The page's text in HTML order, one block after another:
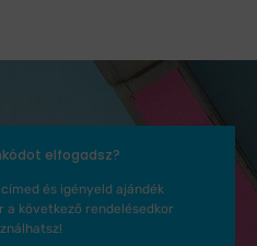
elfogadsz?
és igényeld ajándék
a következő rendelésedkor